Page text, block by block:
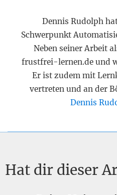
Dennis Rudolph
Schwerpunkt
Neben seiner Arbeit
frustfrei-lernen.de und
Er ist zudem mit
vertreten und an der
Dennis
Hat dir dieser